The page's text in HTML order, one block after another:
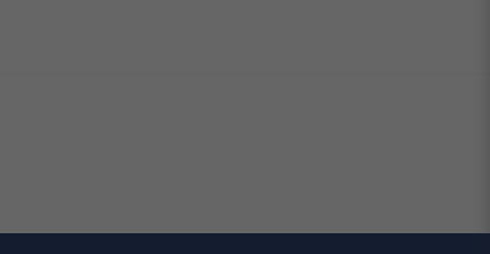
Ja, ni får publicera min fråga